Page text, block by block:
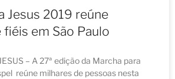
Jesus 2019 reúne
em São Paulo
– A 27ª edição da Marcha para
reúne milhares de pessoas nesta